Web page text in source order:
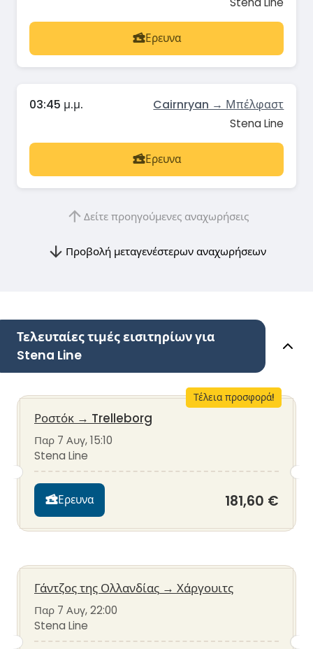
Ερευνα
03:45 μ.μ. Cairnryan → Μπέλφαστ
Stena Line
Ερευνα
Δείτε προηγούμενες αναχωρήσεις
Προβολή μεταγενέστερων αναχωρήσεων
Τελευταίες τιμές εισιτηρίων για
Stena Line
Τέλεια προσφορά!
Ροστόκ → Trelleborg
Παρ 7 Αυγ, 15:10
Stena Line
Ερευνα 181,60 €
Γάντζος της Ολλανδίας → Χάργουιτς
Παρ 7 Αυγ, 22:00
Stena Line